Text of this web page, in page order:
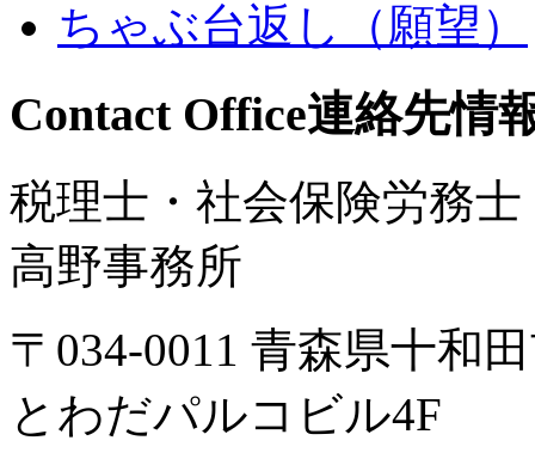
ちゃぶ台返し（願望）
Contact Office連絡先情
税理士・社会保険労務
高野事務所
〒034-0011 青森県十和
とわだパルコビル4F